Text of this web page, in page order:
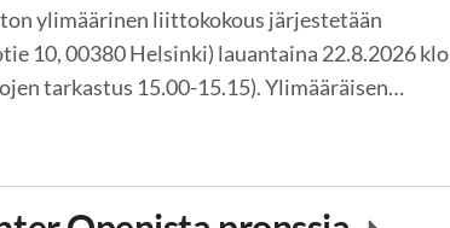
ylimäärinen liittokokous järjestetään
10, 00380 Helsinki) lauantaina 22.8.2026 klo
tarkastus 15.00-15.15). Ylimääräisen…